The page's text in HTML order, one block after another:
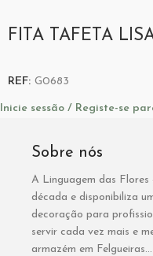
FITA TAFETA
REF: G0683
Inicie sessão / Registe-se
Sobre nós
A Linguagem das Flores
década e disponibiliza
decoração para
servir cada vez mais e
armazém em Felgueiras...